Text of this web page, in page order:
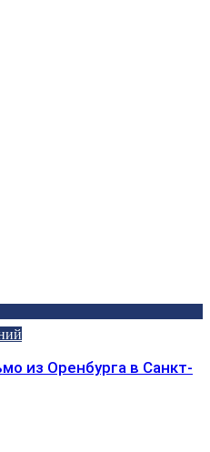
из Оренбурга в Санкт-